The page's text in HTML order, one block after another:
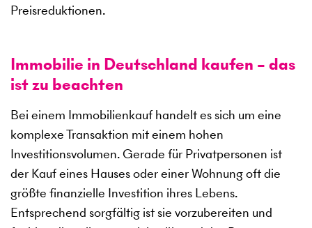
Preisreduktionen.
Immobilie in Deutschland kaufen – das
ist zu beachten
Bei einem Immobilienkauf handelt es sich um eine
komplexe Transaktion mit einem hohen
Investitionsvolumen. Gerade für Privatpersonen ist
der Kauf eines Hauses oder einer Wohnung oft die
größte finanzielle Investition ihres Lebens.
Entsprechend sorgfältig ist sie vorzubereiten und